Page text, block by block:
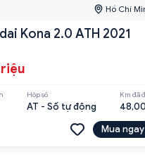
Hồ Chí
Kona 2.0 ATH 2021
Hộp số
AT - Số tự động
Km đã
Mua ngay